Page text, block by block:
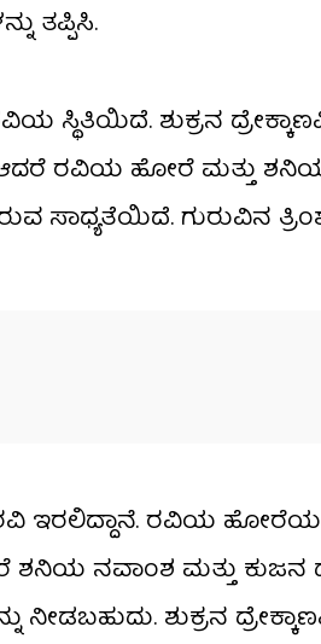
ತಪ್ಪಿಸಿ.
ಸ್ಥಿತಿಯಿದೆ. ಶುಕ್ರನ
ರವಿಯ ಹೋರೆ ಮತ್ತು
ಸಾಧ್ಯತೆಯಿದೆ. ಗುರುವಿನ
ಇರಲಿದ್ದಾನೆ. ರವಿಯ ಹೋರೆಯ
ಶನಿಯ ನವಾಂಶ ಮತ್ತು ಕುಜನ
ನೀಡಬಹುದು. ಶುಕ್ರನ